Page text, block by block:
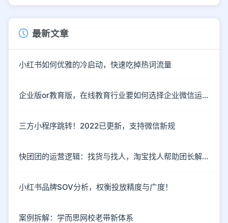
最新文章
小红书如何优雅的冷启动，快速吃掉热词流量
企业版or教育版，在线教育行业要如何选择企业微信运营私域流量？
三方小程序跳转！2022已更新，支持微信新规
快团团的运营逻辑：找货与找人，淘宝找人帮助团长解决货源
小红书品牌SOV分析，权衡投放精度与广度！
案例拆解：学而思网校老带新体系